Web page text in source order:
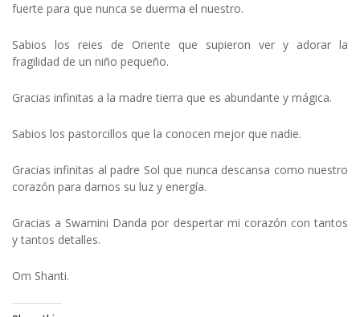
fuerte para que nunca se duerma el nuestro.
Sabios los reies de Oriente que supieron ver y adorar la
fragilidad de un niño pequeño.
Gracias infinitas a la madre tierra que es abundante y mágica.
Sabios los pastorcillos que la conocen mejor que nadie.
Gracias infinitas al padre Sol que nunca descansa como nuestro
corazón para darnos su luz y energía.
Gracias a Swamini Danda por despertar mi corazón con tantos
y tantos detalles.
Om Shanti.